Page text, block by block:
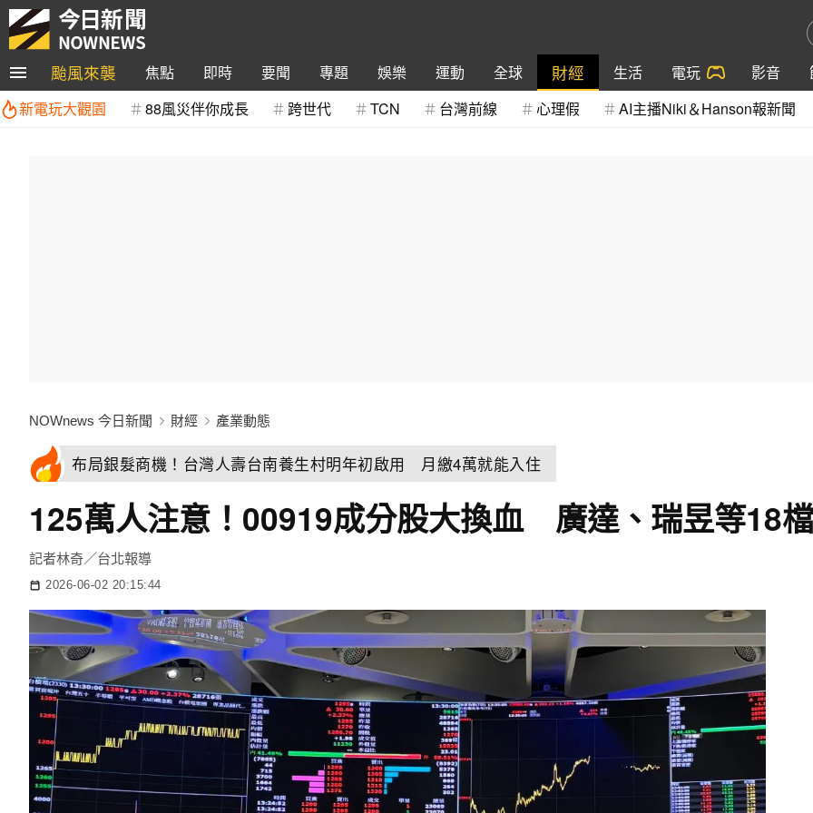
颱風來襲 焦點 即時 要聞 專題 娛樂 運動 全球 財經 生活 電玩 影音
新電玩大觀園
88風災伴你成長 跨世代 TCN 台灣前線 心理假 AI主播Niki＆Hanson報新聞
NOWnews 今日新聞 財經 產業動態
布局銀髮商機！台灣人壽台南養生村明年初啟用 月繳4萬就能入住
125萬人注意！00919成分股大換血 廣達、瑞昱等18
記者林奇／台北報導
2026-06-02 20:15:44